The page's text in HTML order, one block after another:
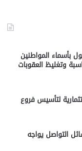
بأسماء المواطنين
وتغليظ العقوبات
لتأسيس فروع
التواصل يواجه